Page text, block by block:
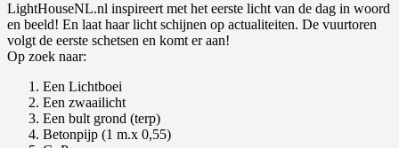
LightHouseNL.nl inspireert met het eerste licht van de dag in woord
en beeld! En laat haar licht schijnen op actualiteiten. De vuurtoren
volgt de eerste schetsen en komt er aan!
Op zoek naar:
Een Lichtboei
Een zwaailicht
Een bult grond (terp)
Betonpijp (1 m.x 0,55)